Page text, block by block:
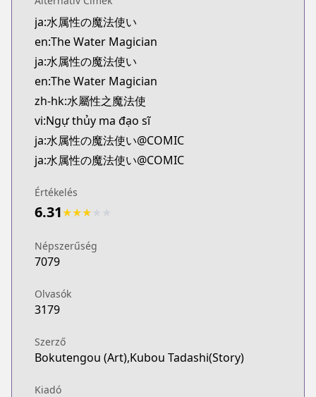
Kitsu
https://kitsu.app/manga/69143
MangaUpdates
MangaUpdates
https://www.mangaupdates.com/
novelUpdates
novelUpdates
https://www.novelupdates.com/series/water-
Book☆Walker
Book☆Walker
Official English
Official English
ja:水属性の魔法使い
en:The Water Magician
ja:水属性の魔法使い
en:The Water Magician
zh-hk:水屬性之魔法使
vi:Ngự thủy ma đạo sĩ
ja:水属性の魔法使い@COMIC
ja:水属性の魔法使い@COMIC
Értékelés
6.31★★★
Népszerűség
7079
Olvasók
3179
Szerző
Bokutengou (Art),Kubou Tadashi(Story)
Kiadó